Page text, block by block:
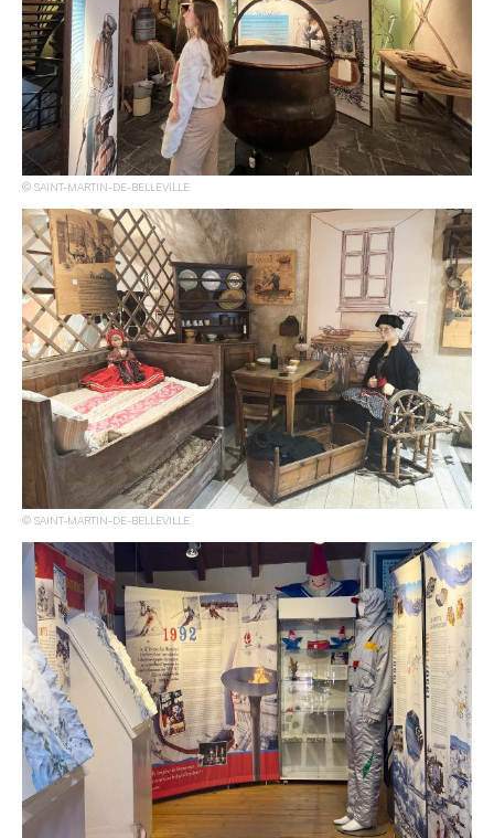
SAINT-MARTIN-DE-BELLEVILLE
SAINT-MARTIN-DE-BELLEVILLE